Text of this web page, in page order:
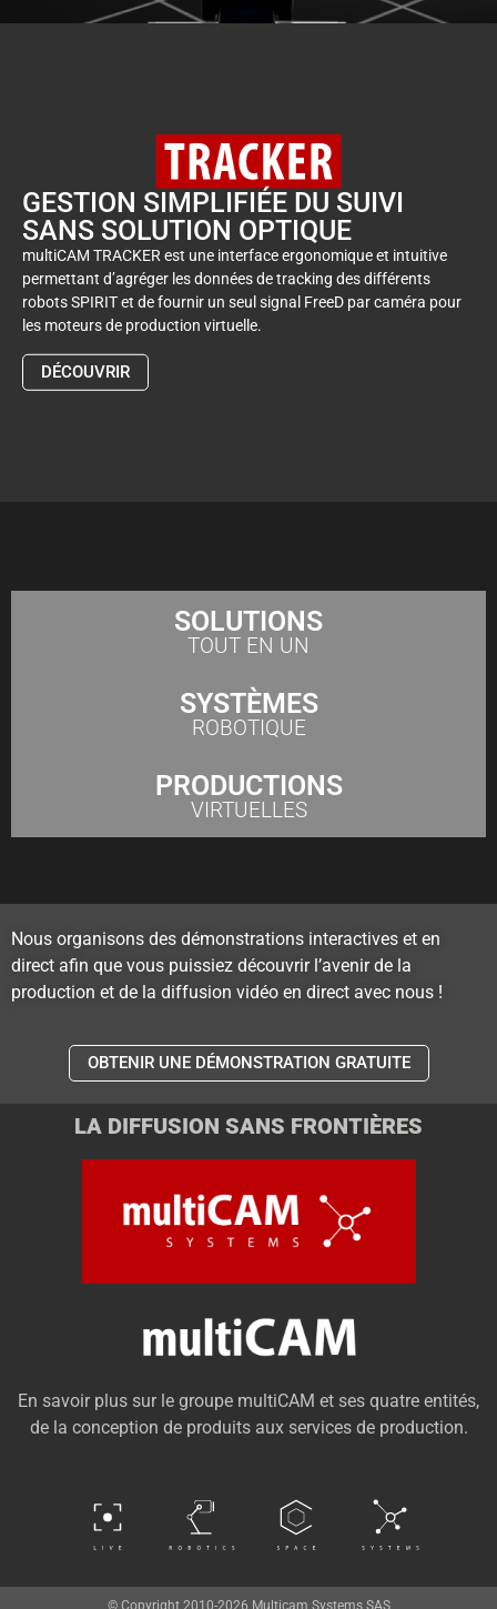
GESTION SIMPLIFIÉE DU SUIVI
SANS SOLUTION OPTIQUE
multiCAM TRACKER est une interface ergonomique et intuitive
permettant d’agréger les données de tracking des différents
robots SPIRIT et de fournir un seul signal FreeD par caméra pour
les moteurs de production virtuelle.
DÉCOUVRIR
SOLUTIONS
TOUT EN UN
SYSTÈMES
ROBOTIQUE
PRODUCTIONS
VIRTUELLES
Nous organisons des démonstrations interactives et en
direct afin que vous puissiez découvrir l’avenir de la
production et de la diffusion vidéo en direct avec nous !
OBTENIR UNE DÉMONSTRATION GRATUITE
LA DIFFUSION SANS FRONTIÈRES
En savoir plus sur le groupe multiCAM et ses quatre entités,
de la conception de produits aux services de production.
© Copyright 2010-2026 Multicam Systems SAS